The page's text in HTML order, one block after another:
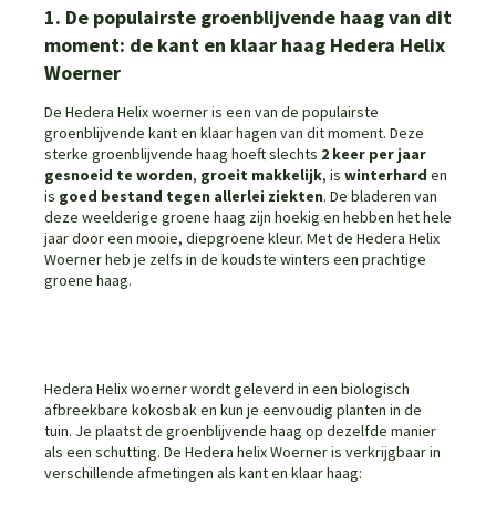
1. De populairste groenblijvende haag van dit
moment: de kant en klaar haag Hedera Helix
Woerner
De Hedera Helix woerner is een van de populairste
groenblijvende kant en klaar hagen van dit moment. Deze
sterke groenblijvende haag hoeft slechts 2 keer per jaar
gesnoeid te worden, groeit makkelijk, is winterhard en
is goed bestand tegen allerlei ziekten. De bladeren van
deze weelderige groene haag zijn hoekig en hebben het hele
jaar door een mooie, diepgroene kleur. Met de Hedera Helix
Woerner heb je zelfs in de koudste winters een prachtige
groene haag.
Hedera Helix woerner wordt geleverd in een biologisch
afbreekbare kokosbak en kun je eenvoudig planten in de
tuin. Je plaatst de groenblijvende haag op dezelfde manier
als een schutting. De Hedera helix Woerner is verkrijgbaar in
verschillende afmetingen als kant en klaar haag: